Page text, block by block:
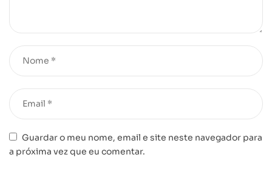
Guardar o meu nome, email e site neste navegador para
a próxima vez que eu comentar.